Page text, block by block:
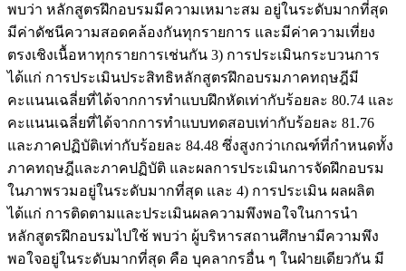
พบว่า หลักสูตรฝึกอบรมมีความเหมาะสม อยู่ในระดับมากที่สุด
มีค่าดัชนีความสอดคล้องกันทุกรายการ และมีค่าความเที่ยง
ตรงเชิงเนื้อหาทุกรายการเช่นกัน 3) การประเมินกระบวนการ
ได้แก่ การประเมินประสิทธิหลักสูตรฝึกอบรมภาคทฤษฎีมี
คะแนนเฉลี่ยที่ได้จากการทำแบบฝึกหัดเท่ากับร้อยละ 80.74 และ
คะแนนเฉลี่ยที่ได้จากการทำแบบทดสอบเท่ากับร้อยละ 81.76
และภาคปฏิบัติเท่ากับร้อยละ 84.48 ซึ่งสูงกว่าเกณฑ์ที่กำหนดทั้ง
ภาคทฤษฎีและภาคปฏิบัติ และผลการประเมินการจัดฝึกอบรม
ในภาพรวมอยู่ในระดับมากที่สุด และ 4) การประเมิน ผลผลิต
ได้แก่ การติดตามและประเมินผลความพึงพอใจในการนำ
หลักสูตรฝึกอบรมไปใช้ พบว่า ผู้บริหารสถานศึกษามีความพึง
พอใจอยู่ในระดับมากที่สุด คือ บุคลากรอื่น ๆ ในฝ่ายเดียวกัน มี